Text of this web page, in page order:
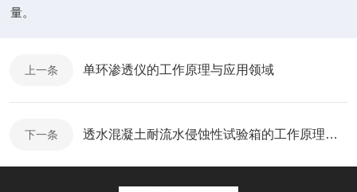
量。
上一条 单环渗透仪的工作原理与应用领域
下一条 透水混凝土耐流水侵蚀性试验箱的工作原理与功能